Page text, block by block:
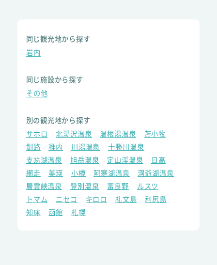
同じ観光地から探す
岩内
同じ施設から探す
その他
別の観光地から探す
サホロ
北湯沢温泉 温根湯温泉
苫小牧
釧路
稚内 川湯温泉
十勝川温泉
支笏湖温泉
旭岳温泉 定山渓温泉
日高
網走
美瑛 小樽 阿寒湖温泉
洞爺湖温泉
層雲峡温泉
登別温泉 富良野
ルスツ
トマム
ニセコ キロロ 礼文島
利尻島
知床
函館 札幌